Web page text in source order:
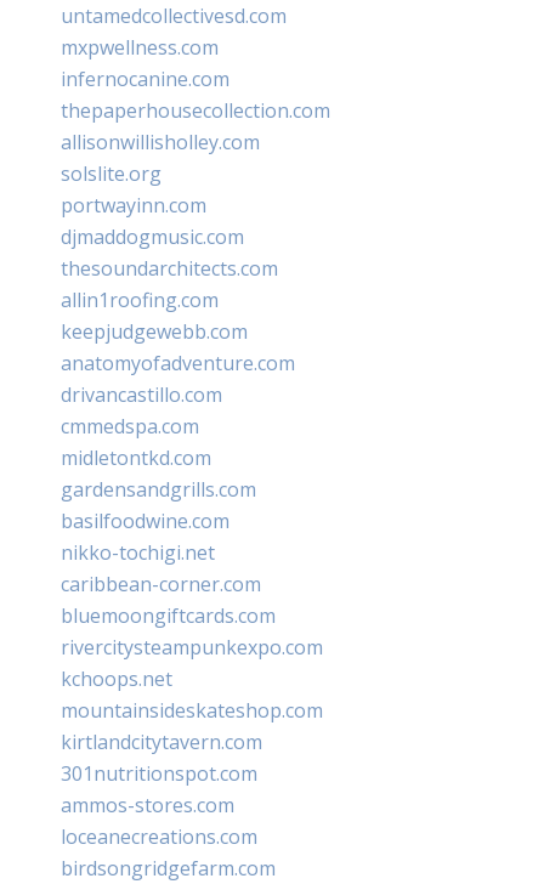
untamedcollectivesd.com
mxpwellness.com
infernocanine.com
thepaperhousecollection.com
allisonwillisholley.com
solslite.org
portwayinn.com
djmaddogmusic.com
thesoundarchitects.com
allin1roofing.com
keepjudgewebb.com
anatomyofadventure.com
drivancastillo.com
cmmedspa.com
midletontkd.com
gardensandgrills.com
basilfoodwine.com
nikko-tochigi.net
caribbean-corner.com
bluemoongiftcards.com
rivercitysteampunkexpo.com
kchoops.net
mountainsideskateshop.com
kirtlandcitytavern.com
301nutritionspot.com
ammos-stores.com
loceanecreations.com
birdsongridgefarm.com